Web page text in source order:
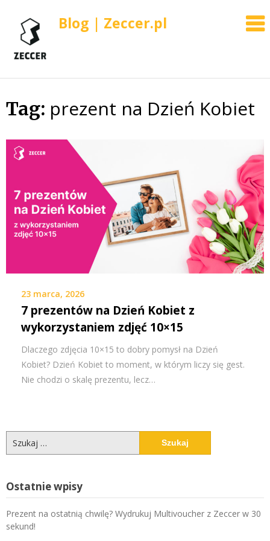
Blog | Zeccer.pl
Skip
Tag: prezent na Dzień Kobiet
23 marca, 2026
7 prezentów na Dzień Kobiet z
wykorzystaniem zdjęć 10×15
Dlaczego zdjęcia 10×15 to dobry pomysł na Dzień
Kobiet? Dzień Kobiet to moment, w którym liczy się gest.
Nie chodzi o skalę prezentu, lecz…
Ostatnie wpisy
Prezent na ostatnią chwilę? Wydrukuj Multivoucher z Zeccer w 30
sekund!